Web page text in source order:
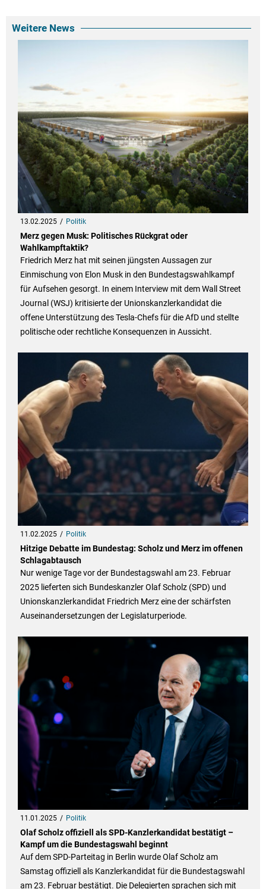
Weitere News
13.02.2025 Politik
Merz gegen Musk: Politisches Rückgrat oder
Wahlkampftaktik?
Friedrich Merz hat mit seinen jüngsten Aussagen zur
Einmischung von Elon Musk in den Bundestagswahlkampf
für Aufsehen gesorgt. In einem Interview mit dem Wall Street
Journal (WSJ) kritisierte der Unionskanzlerkandidat die
offene Unterstützung des Tesla-Chefs für die AfD und stellte
politische oder rechtliche Konsequenzen in Aussicht.
11.02.2025 Politik
Hitzige Debatte im Bundestag: Scholz und Merz im offenen
Schlagabtausch
Nur wenige Tage vor der Bundestagswahl am 23. Februar
2025 lieferten sich Bundeskanzler Olaf Scholz (SPD) und
Unionskanzlerkandidat Friedrich Merz eine der schärfsten
Auseinandersetzungen der Legislaturperiode.
11.01.2025 Politik
Olaf Scholz offiziell als SPD-Kanzlerkandidat bestätigt –
Kampf um die Bundestagswahl beginnt
Auf dem SPD-Parteitag in Berlin wurde Olaf Scholz am
Samstag offiziell als Kanzlerkandidat für die Bundestagswahl
am 23. Februar bestätigt. Die Delegierten sprachen sich mit